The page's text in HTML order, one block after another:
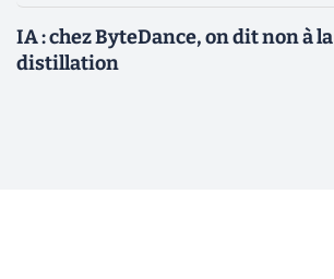
IA : chez ByteDance, on dit non à la
distillation